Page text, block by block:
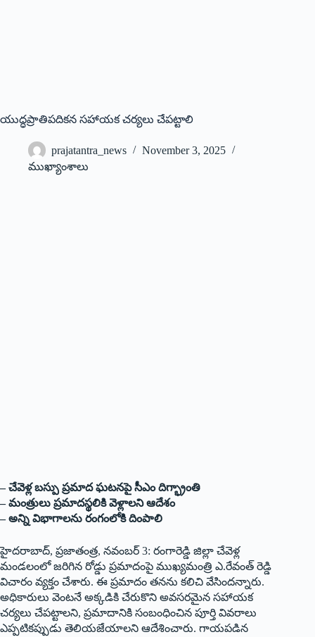
యుద్ధప్రాతిపదికన సహాయక చర్యలు చేపట్టాలి
prajatantra_news
November 3, 2025
ముఖ్యాంశాలు
– చేవెళ్ల బస్పు ప్రమాద ఘటనపై సీఎం దిగ్భ్రాంతి
– మంత్రులు ప్రమాదస్థలికి వెళ్లాలని ఆదేశం
– అన్ని విభాగాలను రంగంలోకి దింపాలి
హైదరాబాద్‌, ప్రజాతంత్ర, నవంబర్‌ 3: రంగారెడ్డి జిల్లా చేవెళ్ల
మండలంలో జరిగిన రోడ్డు ప్రమాదంపై ముఖ్యమంత్రి ఎ.రేవంత్‌ రెడ్డి
విచారం వ్యక్తం చేశారు. ఈ ప్రమాదం తనను కలిచి వేసిందన్నారు.
అధికారులు వెంటనే అక్కడికి చేరుకొని అవసరమైన సహాయక
చర్యలు చేపట్టాలని, ప్రమాదానికి సంబంధించిన పూర్తి వివరాలు
ఎప్పటికప్పుడు తెలియజేయాలని ఆదేశించారు. గాయపడిన